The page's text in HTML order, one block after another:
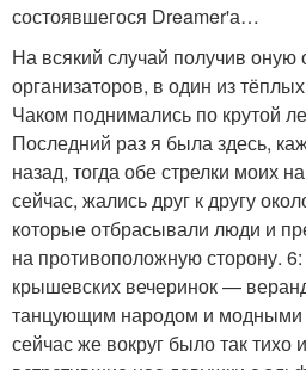
состоявшегося Dreamer'а…
На всякий случай получив оную
организаторов, в один из
Чаком поднимались по крутой
Последний раз я была здесь,
назад, тогда обе стрелки моих
сейчас, жались друг к другу
которые отбрасывали люди и
на противоположную сторону.
крышевских вечеринок —
танцующим народом и модными
сейчас же вокруг было так тихо